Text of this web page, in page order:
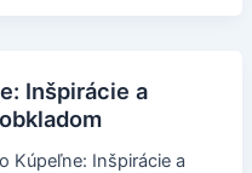
Inšpirácie a
Kúpeľne: Inšpirácie a